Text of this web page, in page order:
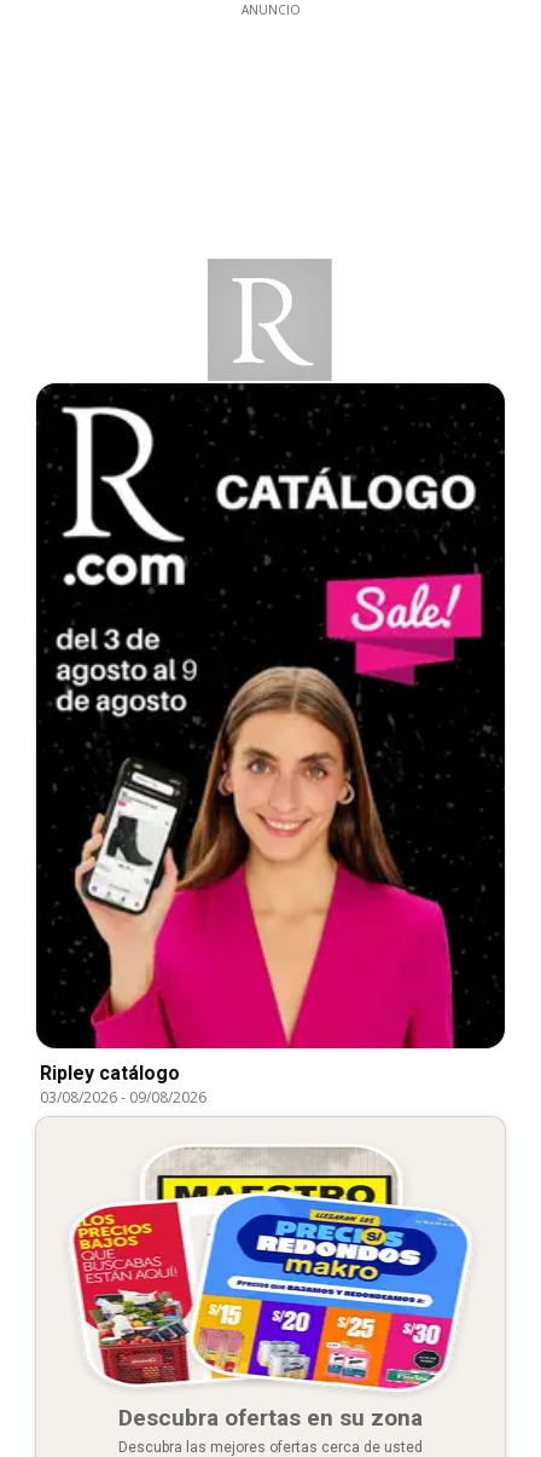
ANUNCIO
Ripley catálogo
03/08/2026- 09/08/2026
Descubra ofertas en su zona
Descubra las mejores ofertas cerca de usted